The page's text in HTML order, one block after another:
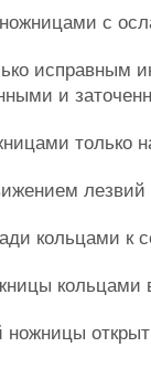
с
исправным
и
только
кольцами к
кольцами
ножницы